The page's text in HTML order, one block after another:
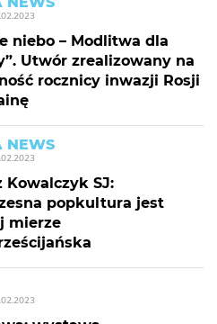
niebo – Modlitwa dla
Utwór zrealizowany na
rocznicy inwazji Rosji
NEWS
Kowalczyk SJ:
popkultura jest
mierze